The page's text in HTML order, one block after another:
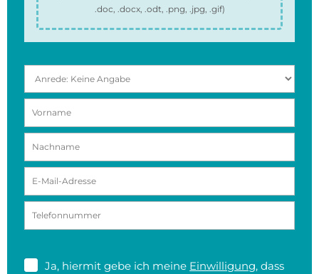
.doc, .docx, .odt, .png, .jpg, .gif)
Ja, hiermit gebe ich meine Einwilligung, dass